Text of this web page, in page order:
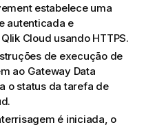
estabelece uma
autenticada e
Qlik Cloud usando HTTPS.
de execução de
ao Gateway Data
o status da tarefa de
.
é iniciada, o